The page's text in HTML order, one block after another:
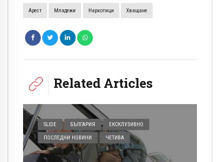
Арест Младежи Наркотици Хващане
Related Articles
SLIDE БЪЛГАРИЯ ЕКСКЛУЗИВНО
ПОСЛЕДНИ НОВИНИ ЧЕТИВА